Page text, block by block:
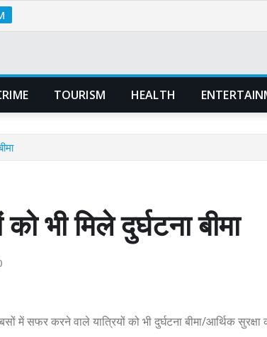
TOURISM HEALTH
भी मिले दुर्घटना बीमा
में सफर करने वाले यात्रियों को भी दुर्घटना बीमा/आर्थिक